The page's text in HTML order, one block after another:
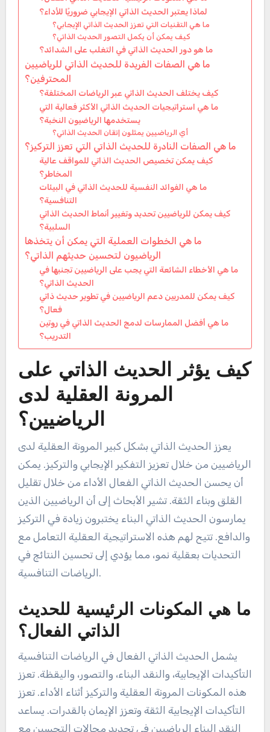
لماذا يعتبر الحديث الذاتي الإيجابي ضروريًا للأداء؟
ما هي التقنيات التي تعزز الحديث الذاتي الإيجابي؟
كيف يمكن أن يكمل التصور الحديث الذاتي؟
ما هو دور الحديث الذاتي في التغلب على الشدائد؟
ما هي الصفات الفريدة للحديث الذاتي للرياضيين
المحترفين؟
كيف يختلف الحديث الذاتي عبر الرياضات المختلفة؟
ما هي استراتيجيات الحديث الذاتي الأكثر فعالية التي
يستخدمها الرياضيون النخبة؟
أي الرياضيين يمثلون إتقان الحديث الذاتي؟
ما هي الصفات النادرة للحديث الذاتي التي تعزز التركيز؟
كيف يمكن تخصيص الحديث الذاتي للمواقف عالية
المخاطر؟
ما هي الفوائد النفسية للحديث الذاتي في البيئات
التنافسية؟
كيف يمكن للرياضيين تحديد وتغيير أنماط الحديث الذاتي
السلبية؟
ما هي الخطوات العملية التي يمكن أن يتخذها
الرياضيون لتحسين حديثهم الذاتي؟
ما هي الأخطاء الشائعة التي يجب على الرياضيين تجنبها في
الحديث الذاتي؟
كيف يمكن للمدربين دعم الرياضيين في تطوير حديث ذاتي
فعال؟
ما هي أفضل الممارسات لدمج الحديث الذاتي في روتين
التدريب؟
كيف يؤثر الحديث الذاتي على
المرونة العقلية لدى
الرياضيين؟
يعزز الحديث الذاتي بشكل كبير المرونة العقلية لدى
الرياضيين من خلال تعزيز التفكير الإيجابي والتركيز. يمكن
أن يحسن الحديث الذاتي الفعال الأداء من خلال تقليل
القلق وبناء الثقة. تشير الأبحاث إلى أن الرياضيين الذين
يمارسون الحديث الذاتي البناء يختبرون زيادة في التركيز
والدافع. تتيح لهم هذه الاستراتيجية العقلية التعامل مع
التحديات بعقلية نمو، مما يؤدي إلى تحسين النتائج في
الرياضات التنافسية.
ما هي المكونات الرئيسية للحديث
الذاتي الفعال؟
يشمل الحديث الذاتي الفعال في الرياضات التنافسية
التأكيدات الإيجابية، والنقد البناء، والتصور، واليقظة. تعزز
هذه المكونات المرونة العقلية والتركيز أثناء الأداء. تعزز
التأكيدات الإيجابية الثقة وتعزز الإيمان بالقدرات. يساعد
النقد البناء الرياضيين في تحديد مجالات التحسين مع